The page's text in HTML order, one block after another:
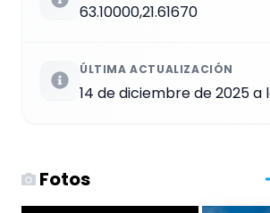
63.10000,21.61670
ÚLTIMA ACTUALIZACIÓN
14 de diciembre de 2025 a
Fotos